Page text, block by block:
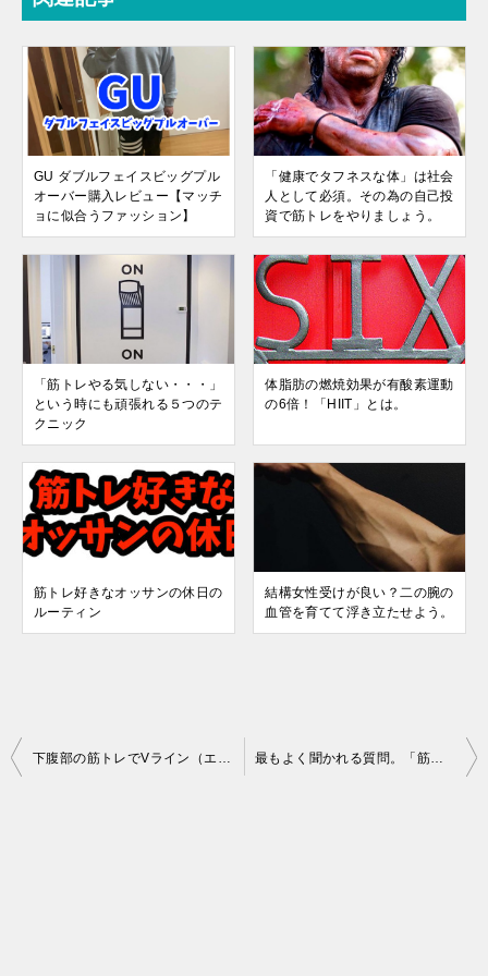
GU ダブルフェイスビッグプル
オーバー購入レビュー【マッチ
ョに似合うファッション】
「健康でタフネスな体」は社会
人として必須。その為の自己投
資で筋トレをやりましょう。
「筋トレやる気しない・・・」
という時にも頑張れる５つのテ
クニック
体脂肪の燃焼効果が有酸素運動
の6倍！「HIIT」とは。
筋トレ好きなオッサンの休日の
ルーティン
結構女性受けが良い？二の腕の
血管を育てて浮き立たせよう。
投
下腹部の筋トレでVライン（エロ筋）を出そう！男の隠れたセクシーアピールが出来るかも。 最もよく聞かれる質問。「筋トレは週に何回？」について。